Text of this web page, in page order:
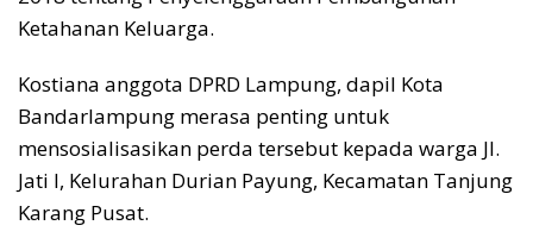
Ketahanan Keluarga.
Kostiana anggota DPRD Lampung, dapil Kota
Bandarlampung merasa penting untuk
mensosialisasikan perda tersebut kepada warga Jl.
Jati I, Kelurahan Durian Payung, Kecamatan Tanjung
Karang Pusat.